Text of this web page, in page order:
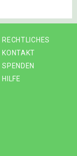
RECHTLICHES
KONTAKT
SPENDEN
HILFE